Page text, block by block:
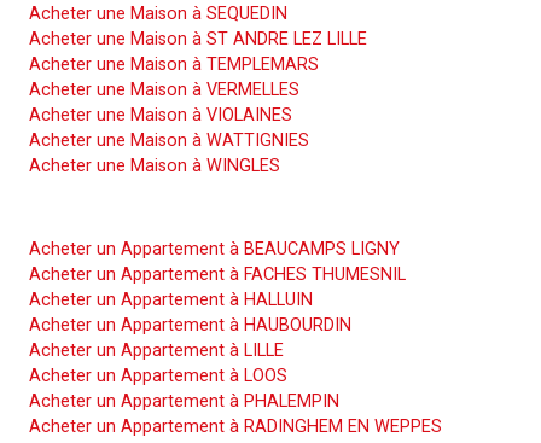
Acheter une Maison à SEQUEDIN
Acheter une Maison à ST ANDRE LEZ LILLE
Acheter une Maison à TEMPLEMARS
Acheter une Maison à VERMELLES
Acheter une Maison à VIOLAINES
Acheter une Maison à WATTIGNIES
Acheter une Maison à WINGLES
Acheter un Appartement à BEAUCAMPS LIGNY
Acheter un Appartement à FACHES THUMESNIL
Acheter un Appartement à HALLUIN
Acheter un Appartement à HAUBOURDIN
Acheter un Appartement à LILLE
Acheter un Appartement à LOOS
Acheter un Appartement à PHALEMPIN
Acheter un Appartement à RADINGHEM EN WEPPES